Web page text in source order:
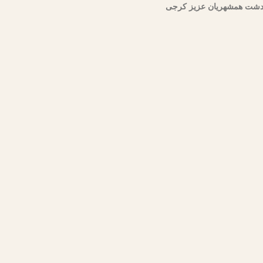
همشهریان عزیز کرجی